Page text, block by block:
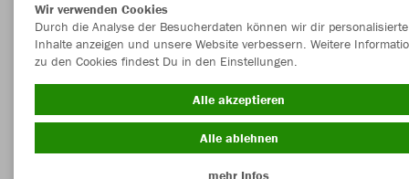
Wir verwenden Cookies
Durch die Analyse der Besucherdaten können wir dir personalisierte
Inhalte anzeigen und unsere Website verbessern. Weitere
zu den Cookies findest Du in den Einstellungen.
Alle akzeptieren
Alle ablehnen
mehr Infos